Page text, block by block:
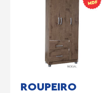
ROUPEIRO